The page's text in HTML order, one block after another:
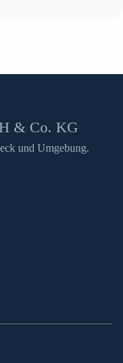
& Co. KG
und Umgebung.